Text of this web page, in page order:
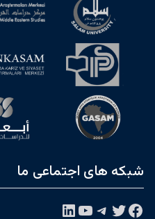
شبکه های اجتماعی ما
فیس‌بوکتوییتر تلگرام یوتیوبلینکداین